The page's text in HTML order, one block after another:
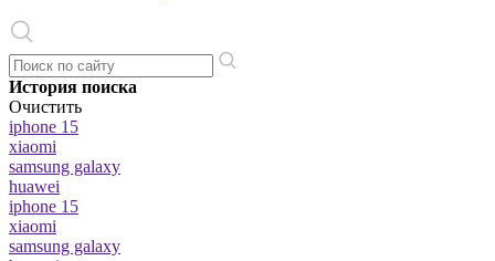
История поиска
Очистить
iphone 15
xiaomi
samsung galaxy
huawei
iphone 15
xiaomi
samsung galaxy